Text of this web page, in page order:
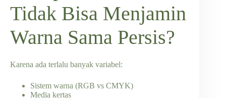
Tidak Bisa Menjamin
Warna Sama Persis?
Karena ada terlalu banyak variabel:
Sistem warna (RGB vs CMYK)
Media kertas